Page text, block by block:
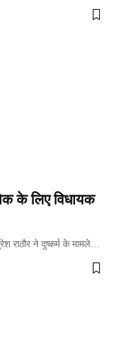
के लिए विधायक
राठौर ने दुष्कर्म के मामले…